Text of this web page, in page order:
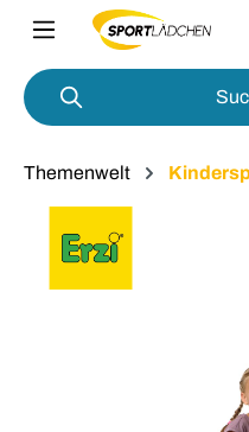
springen
Themenwelt